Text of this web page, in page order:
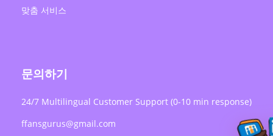
맞춤 서비스
문의하기
24/7 Multilingual Customer Support (0-10 min response)
ffansgurus@gmail.com